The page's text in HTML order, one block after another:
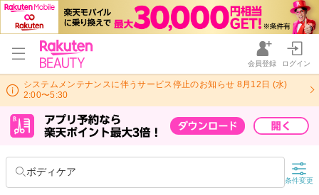
会員登録 ログイン
システムメンテナンスに伴うサービス停止のお知らせ 8月12日 (水)
2:00〜5:30
ボディケア
条件変更